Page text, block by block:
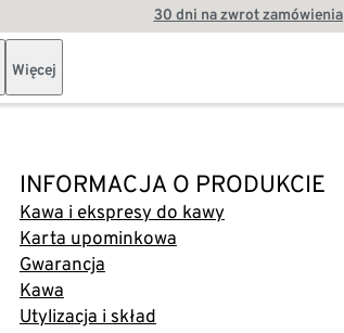
30 dni na zwrot zamówienia
Więcej
INFORMACJA O PRODUKCIE
Kawa i ekspresy do kawy
Karta upominkowa
Gwarancja
Kawa
Utylizacja i skład